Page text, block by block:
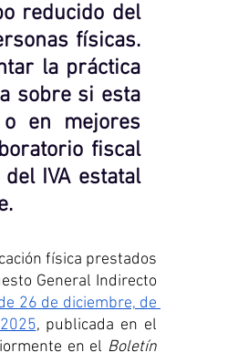
reducido del
físicas.
la práctica
sobre si esta
en mejores
fiscal
IVA estatal
.
física prestados
General Indirecto
26 de diciembre, de
en el Boletín